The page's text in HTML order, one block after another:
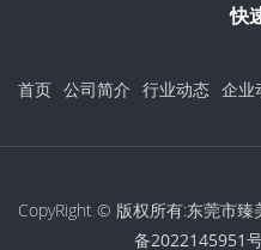
快
首页 公司简介 行业动态 企业
CopyRight © 版权所有:东莞市臻
备2022145951